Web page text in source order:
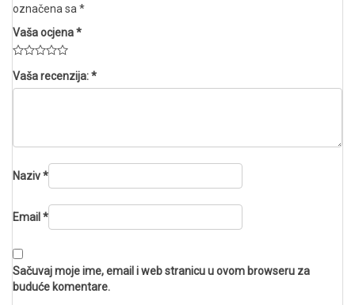
označena sa *
Vaša ocjena*
Vaša recenzija:*
Naziv*
Email *
Sačuvaj moje ime, email i web stranicu u ovom browseru za
buduće komentare.